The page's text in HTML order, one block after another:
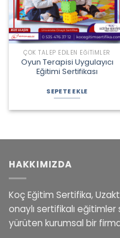
ÇOK TALEP EDILEN EĞITIMLER
Oyun Terapisi Uygulayıcı
Eğitimi Sertifikası
fiyat:
2.450,00 ₺.
andaki
fiyat:
1.800,00 ₺.
SEPETE EKLE
HAKKIMIZDA
Koç Eğitim Sertifika,
onaylı sertifikalı
yürüten kurumsal bir